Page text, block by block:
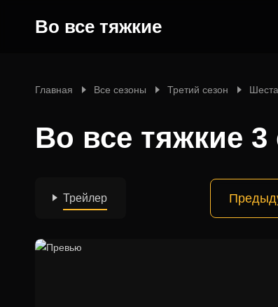
Во все тяжкие
Главная Все сезоны Третий сезон
Во все тяжкие 3
Трейлер